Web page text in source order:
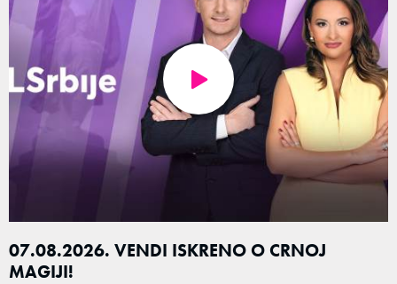
07.08.2026. VENDI ISKRENO O CRNOJ
MAGIJI!